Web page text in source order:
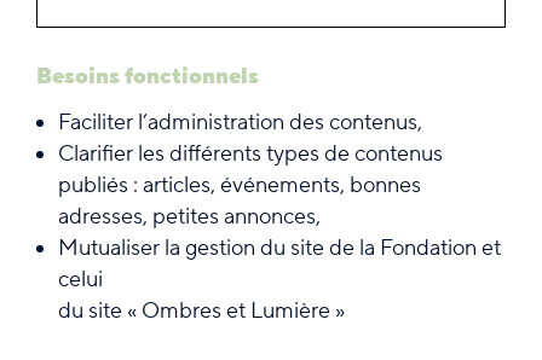
Besoins fonctionnels
Faciliter l’administration des contenus,
Clarifier les différents types de contenus
publiés : articles, événements, bonnes
adresses, petites annonces,
Mutualiser la gestion du site de la Fondation et
celui
du site « Ombres et Lumière »